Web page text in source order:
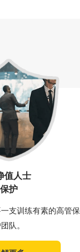
值人士
保护
支训练有素的高管保
队。